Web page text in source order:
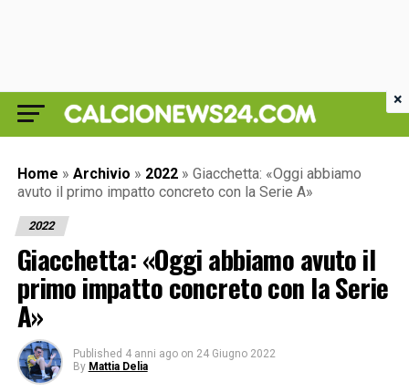
Home » Archivio » 2022 » Giacchetta: «Oggi abbiamo
avuto il primo impatto concreto con la Serie A»
2022
Giacchetta: «Oggi abbiamo avuto il
primo impatto concreto con la Serie
A»
Published 4 anni ago on 24 Giugno 2022
By Mattia Delia
×